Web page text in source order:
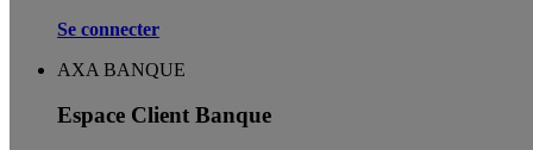
Se connecter
AXA BANQUE
Espace Client Banque